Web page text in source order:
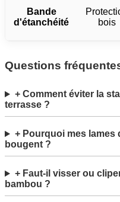
Bande
d'étanchéité
bois
Questions
+ Comment éviter la
terrasse ?
+ Pourquoi mes lames
bougent ?
+ Faut-il visser ou
bambou ?